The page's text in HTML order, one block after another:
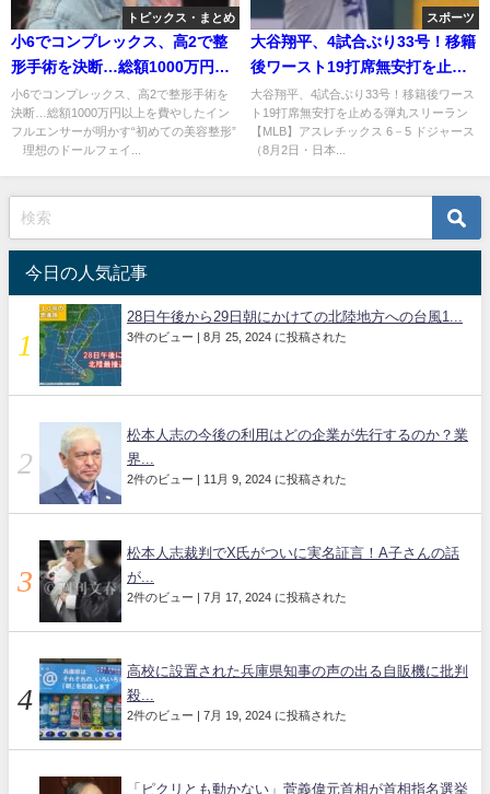
トピックス・まとめ
小6でコンプレックス、高2で整
形手術を決断…総額1000万円以
上を費やしたインフルエンサー
が明かす“初めての美容整形”
小6でコンプレックス、高2で整形手術を
決断…総額1000万円以上を費やしたイン
フルエンサーが明かす“初めての美容整形”
理想のドールフェイ...
スポーツ
大谷翔平、4試合ぶり33号！移籍
後ワースト19打席無安打を止め
る弾丸スリーラン
大谷翔平、4試合ぶり33号！移籍後ワース
ト19打席無安打を止める弾丸スリーラン
【MLB】アスレチックス 6－5 ドジャース
（8月2日・日本...
今日の人気記事
28日午後から29日朝にかけての北陸地方への台風1...
3件のビュー 8月 25, 2024 に投稿された
松本人志の今後の利用はどの企業が先行するのか？業
界...
2件のビュー 11月 9, 2024 に投稿された
松本人志裁判でX氏がついに実名証言！A子さんの話
が...
2件のビュー 7月 17, 2024 に投稿された
高校に設置された兵庫県知事の声の出る自販機に批判
殺...
2件のビュー 7月 19, 2024 に投稿された
「ピクリとも動かない」菅義偉元首相が首相指名選挙